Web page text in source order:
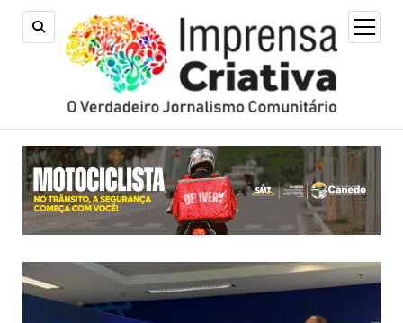
open
menu